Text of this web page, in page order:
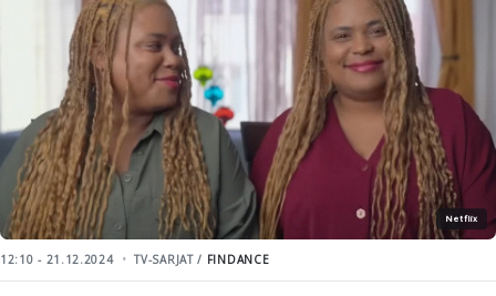
Netflix
12:10 - 21.12.2024 TV-SARJAT / FINDANCE